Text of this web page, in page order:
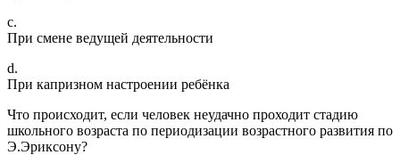
c.
При смене ведущей деятельности
d.
При капризном настроении ребёнка
Что происходит, если человек неудачно проходит стадию
школьного возраста по периодизации возрастного развития по
Э.Эриксону?